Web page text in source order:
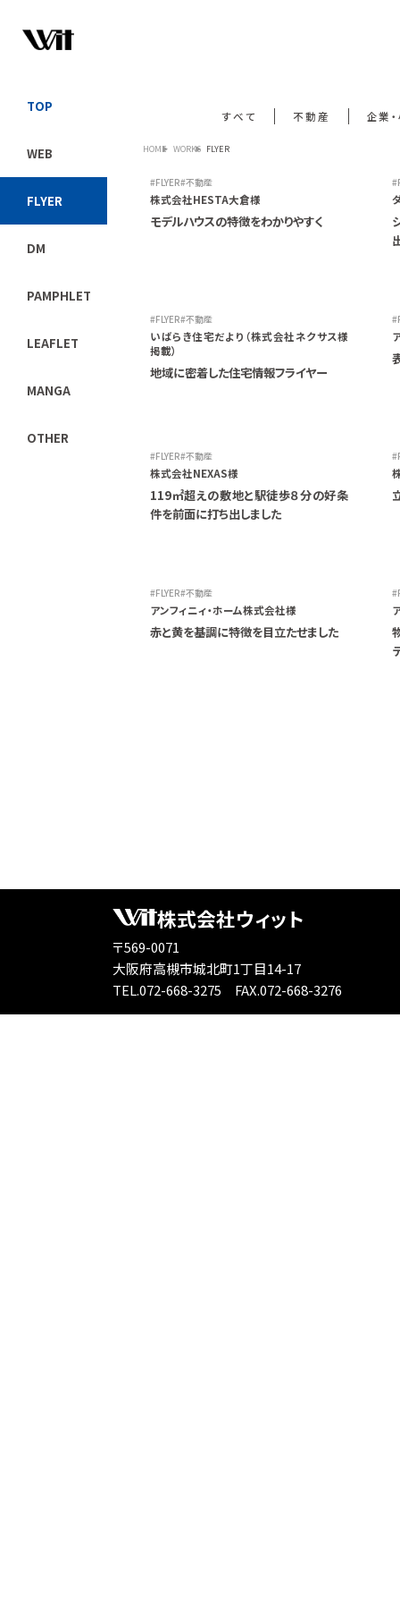
TOP
WEB
FLYER
DM
PAMPHLET
LEAFLET
MANGA
OTHER
すべて 不動産 企業
HOME WORKS FLYER
FLYER 不動産
株式会社HESTA大倉様
モデルハウスの特徴をわかりやすく
FLYER 不動産
いばらき住宅だより（株式会社ネクサス様
掲載）
地域に密着した住宅情報フライヤー
FLYER 不動産
株式会社NEXAS様
119㎡超えの敷地と駅徒歩８分の好条
件を前面に打ち出しました
FLYER 不動産
アンフィニィ・ホーム株式会社様
赤と黄を基調に特徴を目立たせました
株式会社ウィット
〒569-0071
大阪府高槻市城北町1丁目14-17
TEL.072-668-3275 FAX.072-668-3276